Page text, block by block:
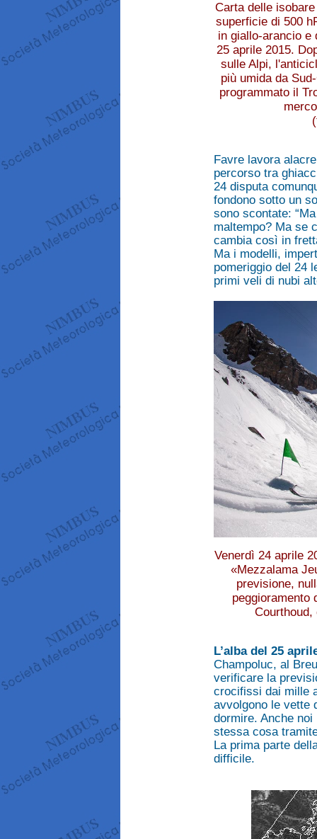
Carta delle
superficie di 500
in giallo-arancio e
25 aprile 2015.
sulle Alpi,
più umida da
programmato il
Favre lavora
percorso tra
24 disputa
fondono sotto un
sono scontate:
maltempo? Ma se
cambia così in
Ma i modelli,
pomeriggio del 24
primi veli di nubi
Venerdì 24 aprile
«Mezzalama
previsione,
peggioramento
L’alba del 25
Champoluc, al
verificare la
crocifissi dai mille
avvolgono le vette
dormire. Anche noi
stessa cosa
La prima parte
difficile.